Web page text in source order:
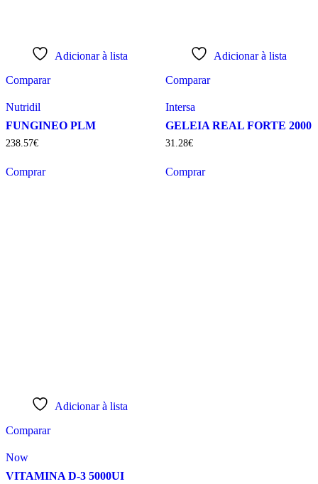
Adicionar à lista
Comparar
Nutridil
FUNGINEO PLM
238.57€
Comprar
Adicionar à lista
Comparar
Intersa
GELEIA REAL FORTE 2000
31.28€
Comprar
Adicionar à lista
Comparar
Now
VITAMINA D-3 5000UI